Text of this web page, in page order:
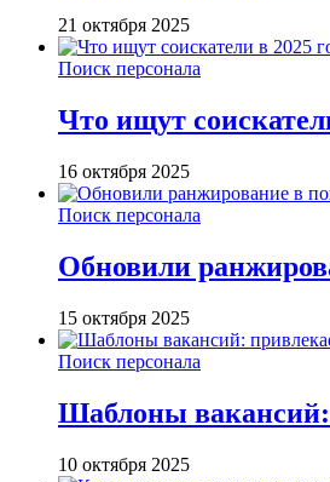
21 октября 2025
Поиск персонала
Что ищут
16 октября 2025
Поиск персонала
Обновили
15 октября 2025
Поиск персонала
Шаблоны вакансий:
10 октября 2025